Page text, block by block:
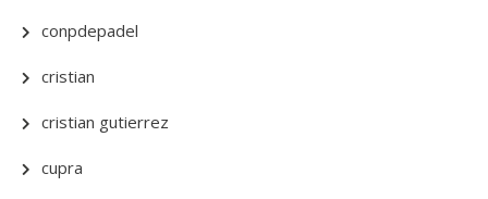
conpdepadel
cristian
cristian gutierrez
cupra